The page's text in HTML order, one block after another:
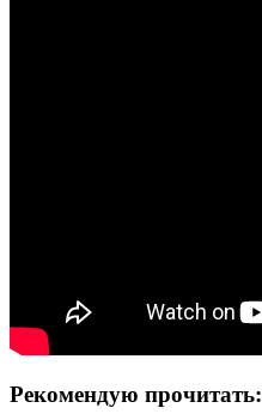
Рекомендую прочитать: